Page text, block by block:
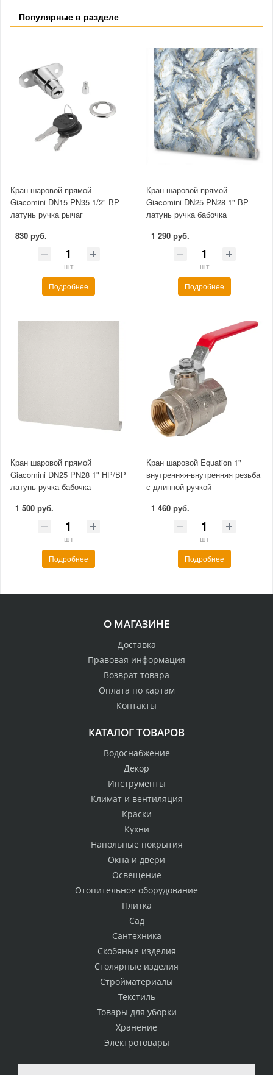
Популярные в разделе
Кран шаровой прямой
Giacomini DN15 PN35 1/2" ВР
латунь ручка рычаг
830 руб.
шт
Подробнее
Кран шаровой прямой
Giacomini DN25 PN28 1" ВР
латунь ручка бабочка
1 290 руб.
шт
Подробнее
Кран шаровой прямой
Giacomini DN25 PN28 1" НР/ВР
латунь ручка бабочка
1 500 руб.
шт
Подробнее
Кран шаровой Equation 1"
внутренняя-внутренняя резьба
с длинной ручкой
1 460 руб.
шт
Подробнее
О МАГАЗИНЕ
Доставка
Правовая информация
Возврат товара
Оплата по картам
Контакты
КАТАЛОГ ТОВАРОВ
Водоснабжение
Декор
Инструменты
Климат и вентиляция
Краски
Кухни
Напольные покрытия
Окна и двери
Освещение
Отопительное оборудование
Плитка
Сад
Сантехника
Скобяные изделия
Столярные изделия
Стройматериалы
Текстиль
Товары для уборки
Хранение
Электротовары